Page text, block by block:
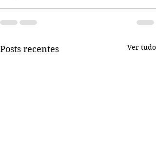
Posts recentes Ver tudo